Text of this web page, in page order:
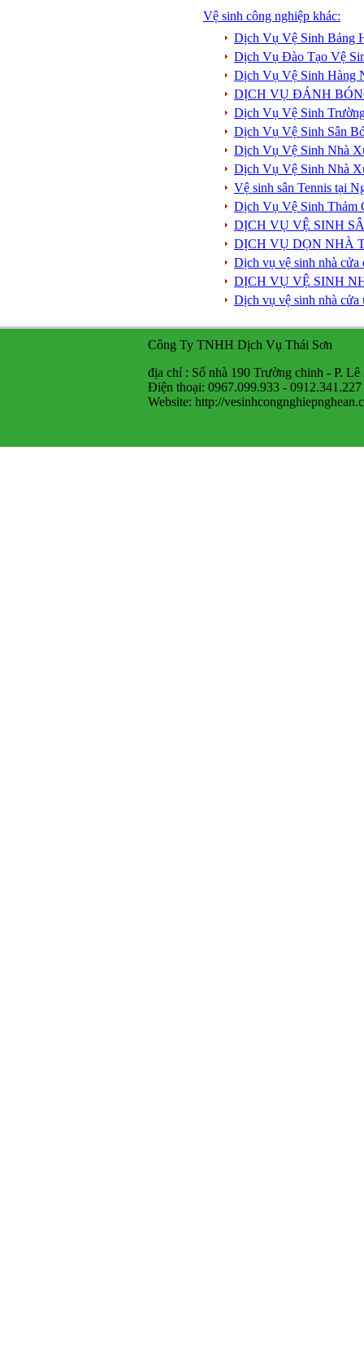
Vệ sinh công nghiệp khác:
Dịch Vụ Vệ Sinh Bảng
Dịch Vụ Đào Tạo Vệ
Dịch Vụ Vệ Sinh Hàng
DỊCH VỤ ĐÁNH
Dịch Vụ Vệ Sinh
Dịch Vụ Vệ Sinh Sân
Dịch Vụ Vệ Sinh Nhà
Dịch Vụ Vệ Sinh Nhà
Vệ sinh sân Tennis tại
Dịch Vụ Vệ Sinh Thảm
DỊCH VỤ VỆ SINH
DỊCH VỤ DỌN NHÀ
Dịch vụ vệ sinh nhà
DỊCH VỤ VỆ SINH
Dịch vụ vệ sinh nhà
Công Ty TNHH Dịch Vụ Thái Sơn
địa chỉ : Số nhà 190 Trường chinh - P.
Điện thoại: 0967.099.933 -
Website: http://